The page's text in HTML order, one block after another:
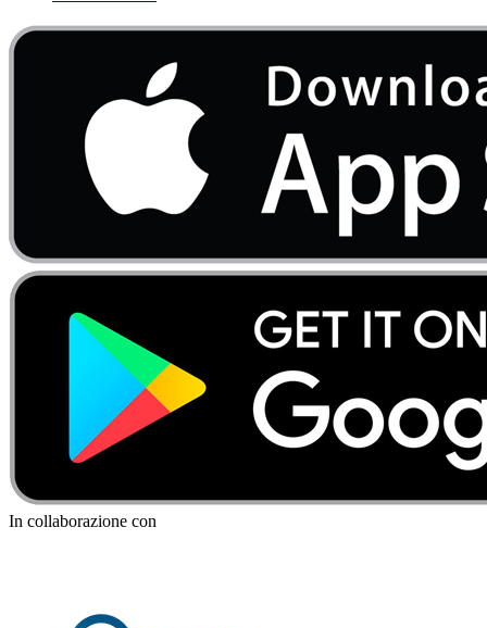
In collaborazione con